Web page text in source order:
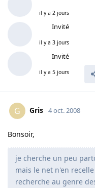
il y a 2 jours
Invité
il y a 3 jours
Invité
il y a 5 jours
G Gris 4 oct. 2008
Bonsoir,
je cherche un peu
mais le net n'en
recherche au genre